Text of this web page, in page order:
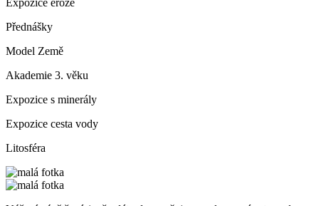
Expozice eroze
Přednášky
Model Země
Akademie 3. věku
Expozice s minerály
Expozice cesta vody
Litosféra